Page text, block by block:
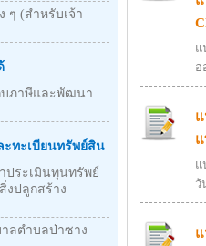
ๆ (สำหรับเจ้า
บภาษีและพัฒนา
ทะเบียนทรัพย์สิน
ประเมินทุนทรัพย์
งปลูกสร้าง
ลตำบลป่าซาง
แ
อ
แ
วั